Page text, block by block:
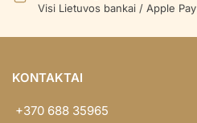
Visi Lietuvos bankai / Apple Pay
KONTAKTAI
+370 688 35965